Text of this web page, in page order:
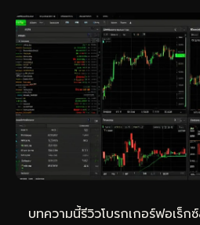
บทความนี้รีวิวโบรกเกอร์ฟอเร็